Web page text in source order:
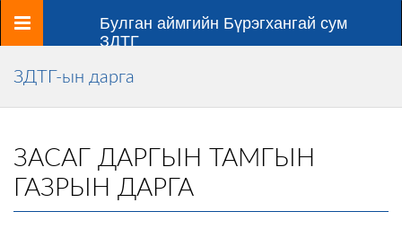
Цэс
Булган аймгийн Бүрэгхангай сум
ЗДТГ
ЗДТГ-ын дарга
ЗАСАГ ДАРГЫН ТАМГЫН
ГАЗРЫН ДАРГА